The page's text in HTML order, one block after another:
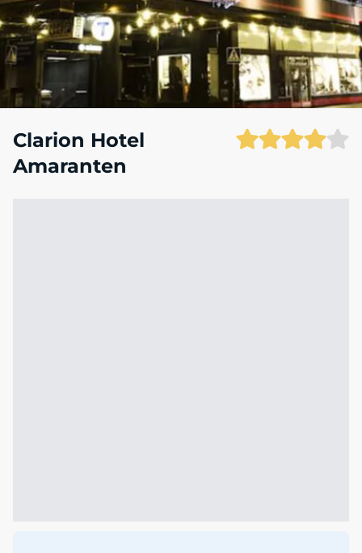
Clarion Hotel
Amaranten